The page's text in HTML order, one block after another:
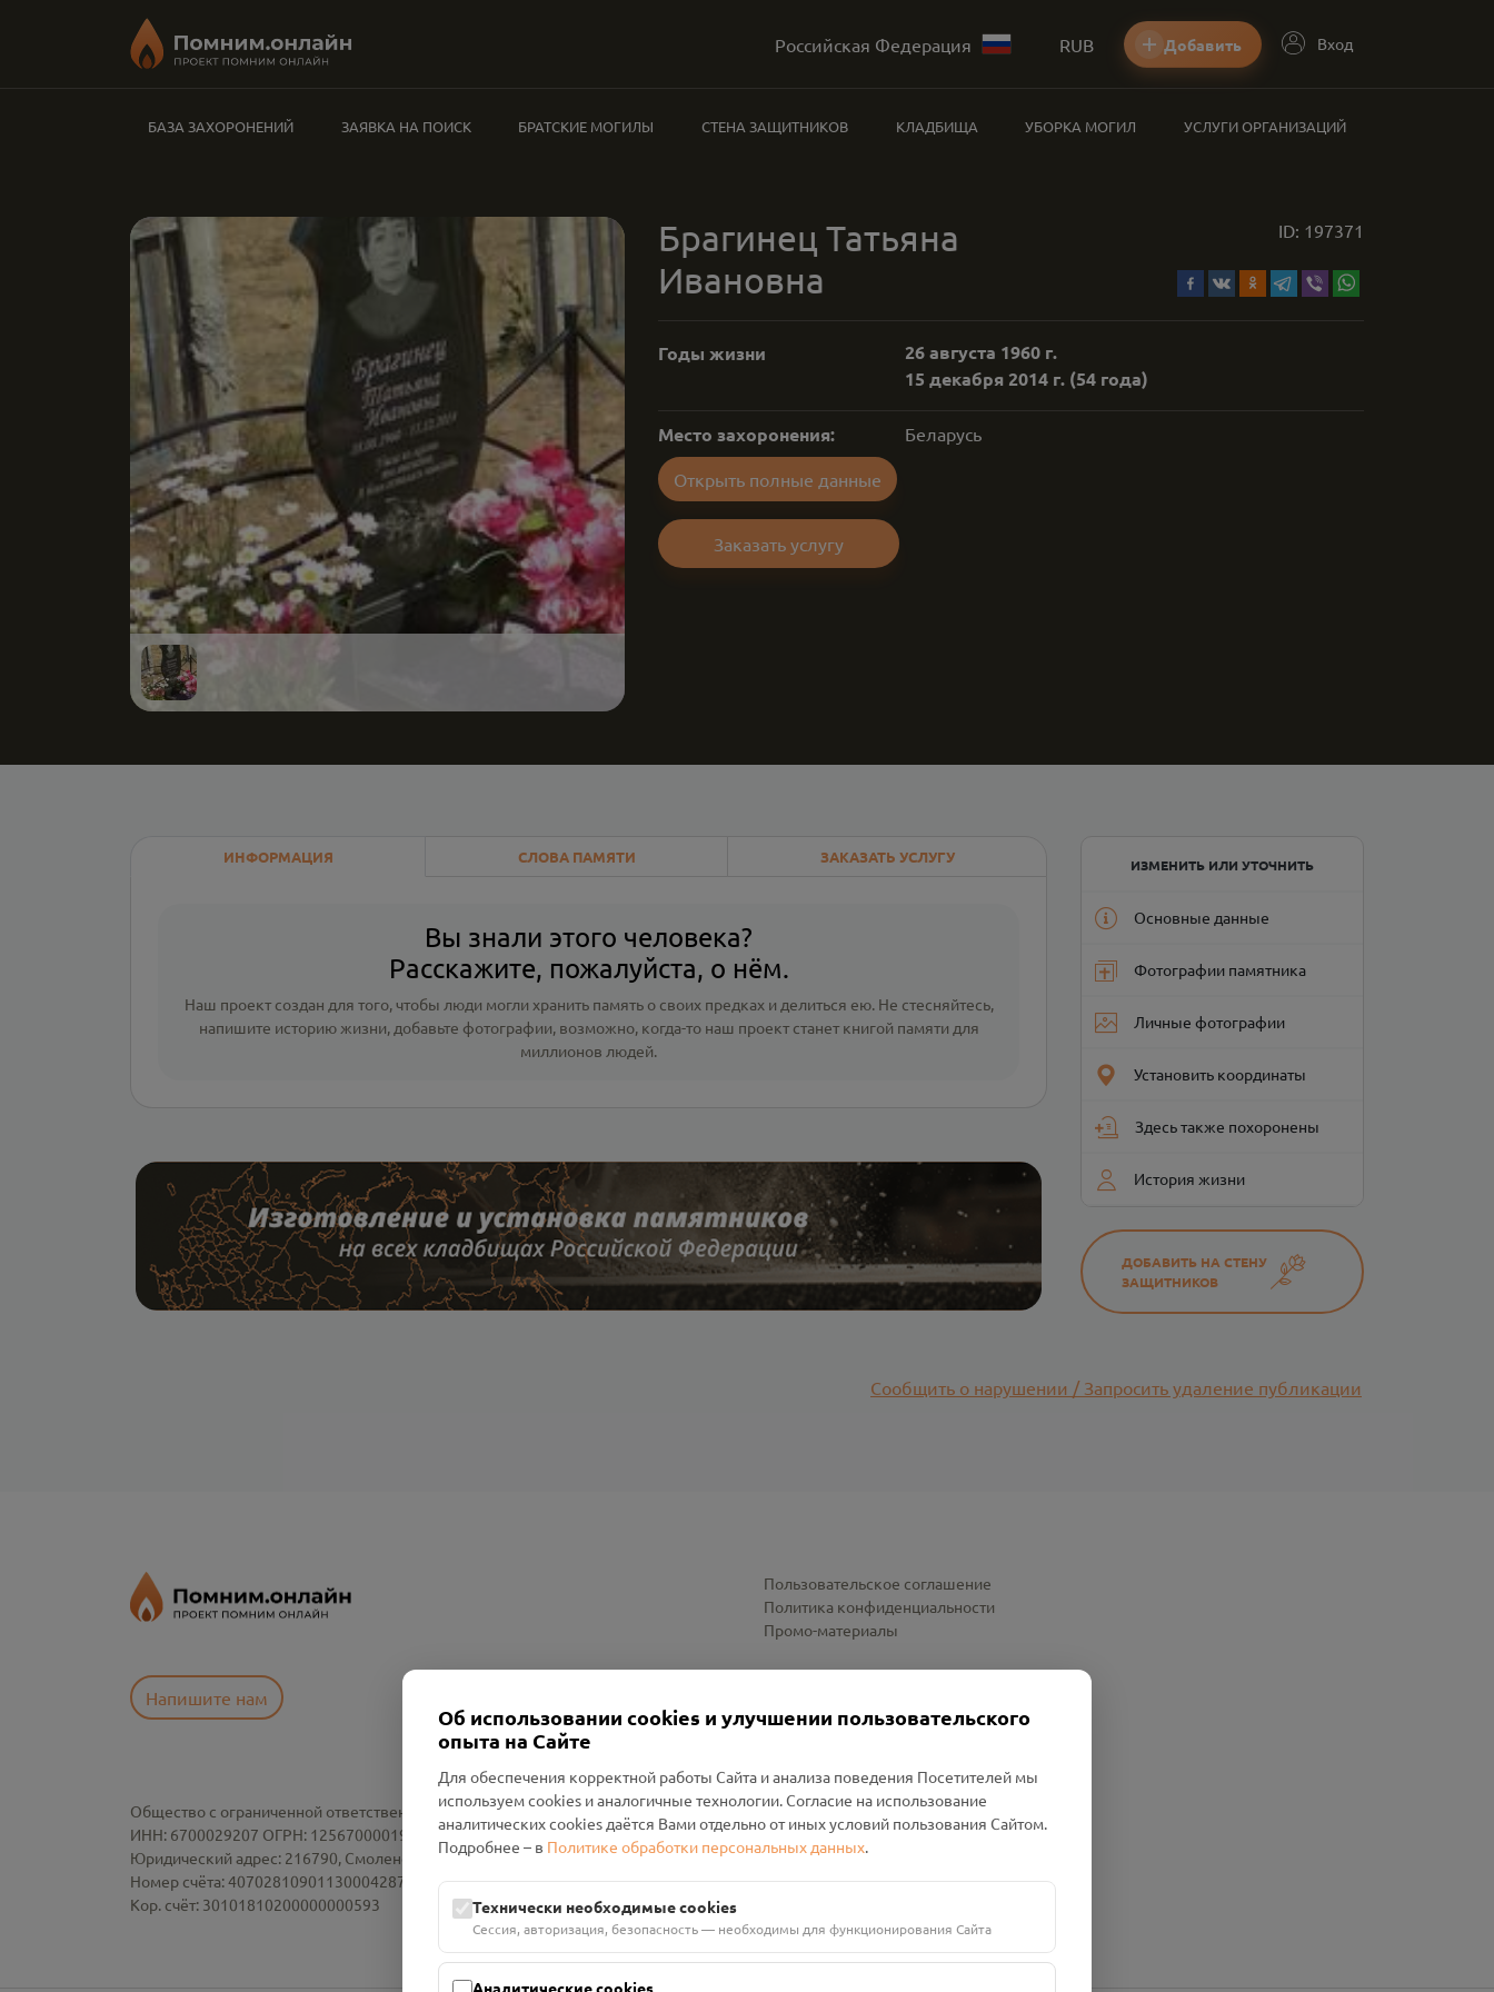
Российская Федерация RUB Добавить Вход
БАЗА ЗАХОРОНЕНИЙ ЗАЯВКА НА ПОИСК БРАТСКИЕ МОГИЛЫ СТЕНА ЗАЩИТНИКОВ КЛАДБИЩА УБОРКА МОГИЛ УСЛУГИ ОРГАНИЗАЦИЙ
Брагинец Татьяна
Ивановна
ID: 197371
Годы жизни
26 августа 1960 г.
15 декабря 2014 г. (54 года)
Место захоронения: Беларусь
Открыть полные данные
Заказать услугу
ИНФОРМАЦИЯ СЛОВА ПАМЯТИ ЗАКАЗАТЬ УСЛУГУ
Вы знали этого человека?
Расскажите, пожалуйста, о нём.
Наш проект создан для того, чтобы люди могли хранить память о своих предках и делиться ею. Не стесняйтесь,
напишите историю жизни, добавьте фотографии, возможно, когда-то наш проект станет книгой памяти для
миллионов людей.
ИЗМЕНИТЬ ИЛИ УТОЧНИТЬ
Основные данные
Фотографии памятника
Личные фотографии
Установить координаты
Здесь также похоронены
История жизни
ДОБАВИТЬ НА СТЕНУ
ЗАЩИТНИКОВ
Сообщить о нарушении / Запросить удаление публикации
Напишите нам
Пользовательское соглашение
Политика конфиденциальности
Промо-материалы
Общество с ограниченной ответственностью «Смоленский Проект Помним»
ИНН: 6700029207 ОГРН: 1256700001986
Юридический адрес: 216790, Смоленская область, р-н Руднянский, г. Рудня, улица Западная, д. 26А, пом. 18
Номер счёта: 40702810901130004287 в АО "АЛЬФА-БАНК"
Кор. счёт: 30101810200000000593
Об использовании cookies и улучшении пользовательского
опыта на Сайте
Для обеспечения корректной работы Сайта и анализа поведения Посетителей мы
используем cookies и аналогичные технологии. Согласие на использование
аналитических cookies даётся Вами отдельно от иных условий пользования Сайтом.
Подробнее – в Политике обработки персональных данных.
Технически необходимые cookies
Сессия, авторизация, безопасность — необходимы для функционирования Сайта
Аналитические cookies